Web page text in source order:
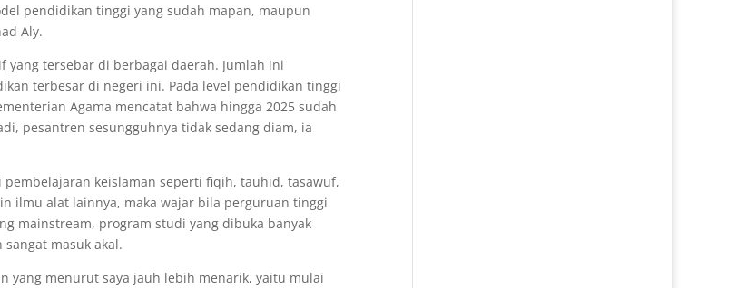
pendidikan tinggi yang sudah mapan, maupun
Aly.
tersebar di berbagai daerah. Jumlah ini
terbesar di negeri ini. Pada level pendidikan tinggi
Agama mencatat bahwa hingga 2025 sudah
pesantren sesungguhnya tidak sedang diam, ia
keislaman seperti fiqih, tauhid, tasawuf,
ilmu alat lainnya, maka wajar bila perguruan tinggi
mainstream, program studi yang dibuka banyak
masuk akal.
yang menurut saya jauh lebih menarik, yaitu mulai